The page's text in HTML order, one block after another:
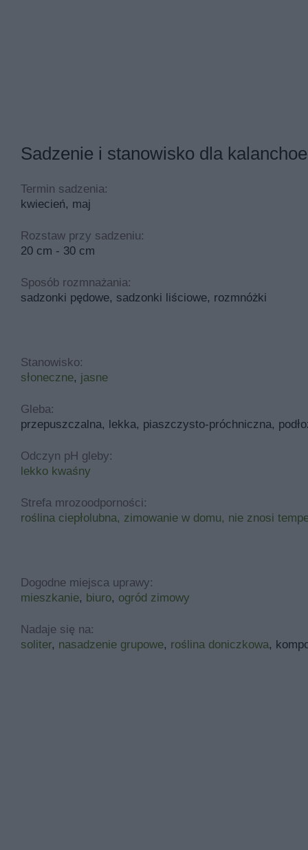
Sadzenie i stanowisko dla
Termin sadzenia:
kwiecień, maj
Rozstaw przy sadzeniu:
20 cm - 30 cm
Sposób rozmnażania:
sadzonki pędowe, sadzonki liściowe, rozmnóżki
Stanowisko:
słoneczne, jasne
Gleba:
przepuszczalna, lekka, piaszczysto-próchniczna,
Odczyn pH gleby:
lekko kwaśny
Strefa mrozoodporności:
roślina ciepłolubna, zimowanie w domu, nie znosi
Dogodne miejsca uprawy:
mieszkanie, biuro, ogród zimowy
Nadaje się na:
soliter, nasadzenie grupowe, roślina doniczkowa,